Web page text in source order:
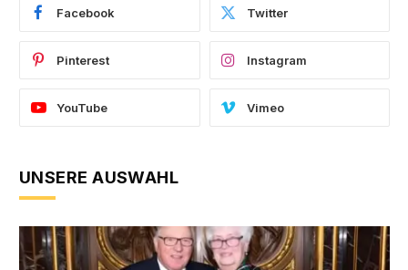
Facebook Twitter
Pinterest Instagram
YouTube Vimeo
UNSERE AUSWAHL